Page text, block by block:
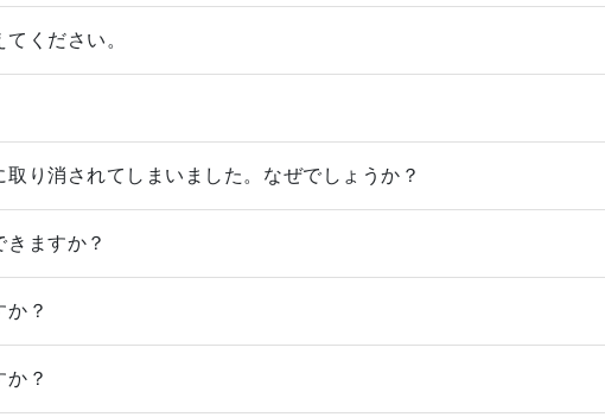
ください。
り消されてしまいました。なぜでしょうか？
ますか？
か？
か？